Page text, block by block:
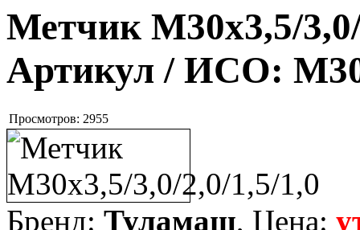
Метчик М30х3,5/
Артикул / ИСО:
Просмотров: 2955
Бренд: Туламаш, Цена: